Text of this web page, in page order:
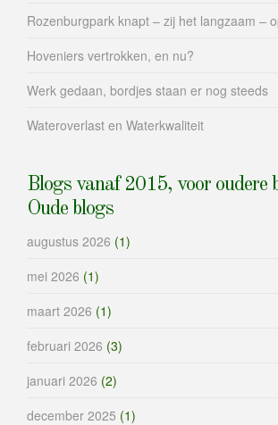
Rozenburgpark knapt – zij het langzaam –
Hoveniers vertrokken, en nu?
Werk gedaan, bordjes staan er nog steeds
Wateroverlast en Waterkwaliteit
Blogs vanaf 2015, voor oudere
Oude blogs
augustus 2026 (1)
mei 2026 (1)
maart 2026 (1)
februari 2026 (3)
januari 2026 (2)
december 2025 (1)